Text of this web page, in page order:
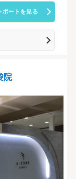
ポートを見る
院